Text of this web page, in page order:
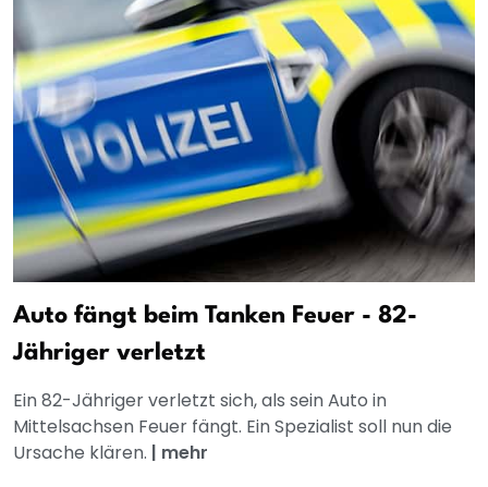
Auto fängt beim Tanken Feuer - 82-
Jähriger verletzt
Ein 82-Jähriger verletzt sich, als sein Auto in
Mittelsachsen Feuer fängt. Ein Spezialist soll nun die
Ursache klären. | mehr